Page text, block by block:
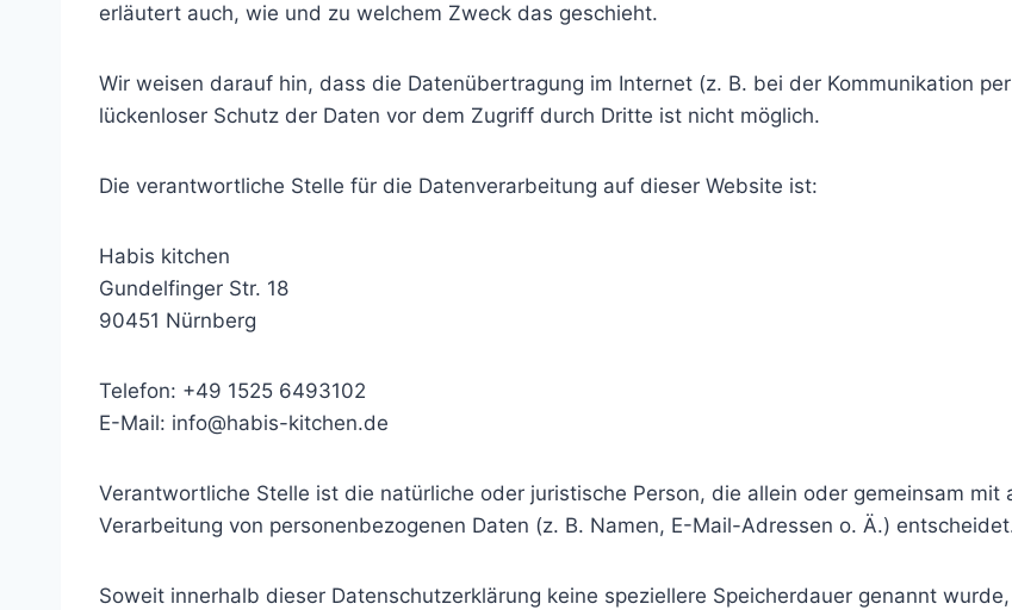
erläutert auch, wie und zu welchem Zweck das geschieht.
Wir weisen darauf hin, dass die Datenübertragung im Internet (z. B. bei der Kommunikation
lückenloser Schutz der Daten vor dem Zugriff durch Dritte ist nicht möglich.
Die verantwortliche Stelle für die Datenverarbeitung auf dieser Website ist:
Habis kitchen
Gundelfinger Str. 18
90451 Nürnberg
Telefon: +49 1525 6493102
E-Mail: info@habis-kitchen.de
Verantwortliche Stelle ist die natürliche oder juristische Person, die allein oder gemeinsam
Verarbeitung von personenbezogenen Daten (z. B. Namen, E-Mail-Adressen o. Ä.)
Soweit innerhalb dieser Datenschutzerklärung keine speziellere Speicherdauer genannt